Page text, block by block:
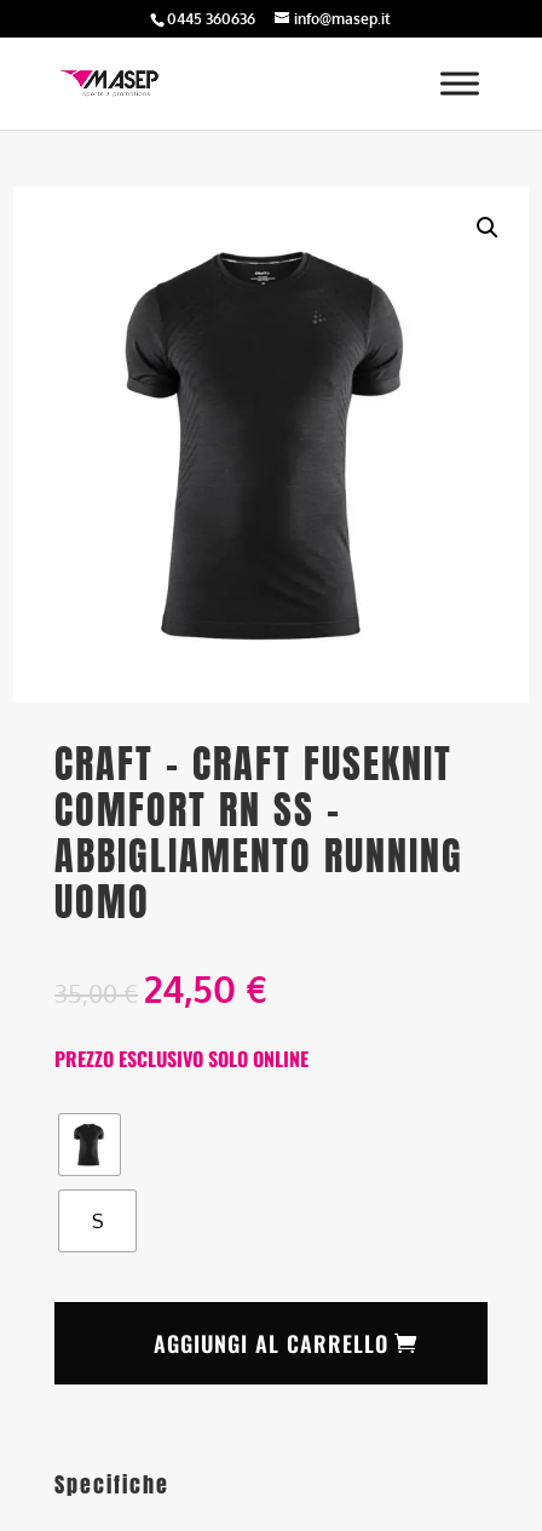
0445 360636 info@masep.it
CRAFT – CRAFT FUSEKNIT
COMFORT RN SS –
ABBIGLIAMENTO RUNNING
UOMO
35,00€ 24,50 €
PREZZO ESCLUSIVO SOLO ONLINE
S
AGGIUNGI AL CARRELLO
Specifiche